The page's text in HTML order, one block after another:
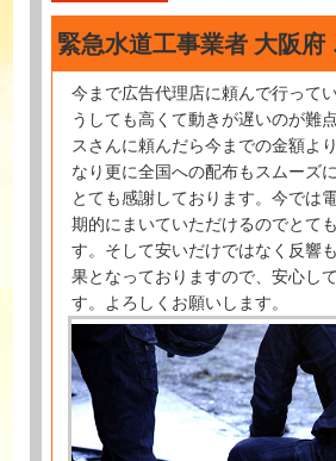
緊急水道工事業者 大阪府
今まで広告代理店に頼んで行って
うしても高くて動きが遅いのが難
スさんに頼んだら今までの金額よ
なり更に全国への配布もスムーズ
とても感謝しております。今では
期的にまいていただけるのでとて
す。そして安いだけではなく反響
果となっておりますので、安心し
す。よろしくお願いします。